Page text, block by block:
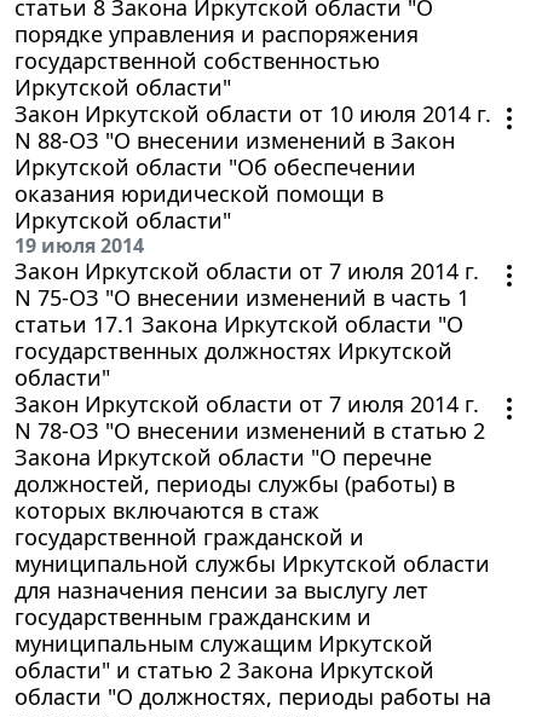
статьи 8 Закона Иркутской области "О
порядке управления и распоряжения
государственной собственностью
Иркутской области"
Закон Иркутской области от 10 июля 2014 г.
N 88-ОЗ "О внесении изменений в Закон
Иркутской области "Об обеспечении
оказания юридической помощи в
Иркутской области"
19 июля 2014
Закон Иркутской области от 7 июля 2014 г.
N 75-ОЗ "О внесении изменений в часть 1
статьи 17.1 Закона Иркутской области "О
государственных должностях Иркутской
области"
Закон Иркутской области от 7 июля 2014 г.
N 78-ОЗ "О внесении изменений в статью 2
Закона Иркутской области "О перечне
должностей, периоды службы (работы) в
которых включаются в стаж
государственной гражданской и
муниципальной службы Иркутской области
для назначения пенсии за выслугу лет
государственным гражданским и
муниципальным служащим Иркутской
области" и статью 2 Закона Иркутской
области "О должностях, периоды работы на